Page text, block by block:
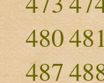
480
487